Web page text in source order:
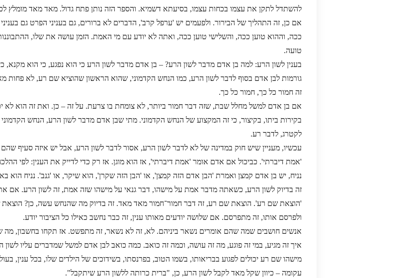
להשתדל לתקן את עצמו בכחות עצמו, בסיעתא דשמיא. והספר הזה נותן פתח גדול. מאד מאד מומלץ
אם כן, זה התהליך של הבירור. ולפעמים יש 'ערפל קרב', הדברים לא ברורים, גם בעניני הפרט גם
ככה, וההוא טוען ככה, והשלישי טוען ככה, ואתה לא יודע עם מי האמת. הזמן עושה את שלו,
טועה.
בענין לשון הרע: למה בן אדם מדבר לשון הרע? – בן אדם מדבר לשון הרע כי הוא נפגע, כי הוא מקנא,
גורמות לבן אדם בסוף לדבר לשון הרע, כמו הנחש הקדמוני, שהוא הראשון שהוציא שם רע, לא פחות
זה חמור כל כך, חמור כל כך.
אם בן אדם למשל מחלל שבת, שזה דבר חמור ביותר, לא צומחת בו צרעת. על זה – כן. ואת זה הוא לא
בקירות ביתו, בקיצור, כי זה המקצוע של הנחש הקדמוני. מתי שבן אדם מדבר לשון הרע, הנחש
לקטרג, לדבר רע.
עכשיו, מעניין שיש חוק במדינה של לא לדבר לשון הרע, אסור לדבר לשון הרע, אבל יש איזה סעיף
'אמת דיברתי'. כביכול אם אדם אומר 'אמת דיברתי', אז הוא מוגן. אז רק כדי לדייק את הענין: לפי
נניח, יש בן אדם קמצן ואמרת 'הבן אדם הזה קמצן', או 'הבן הזה שקרן', הוא שיקר, או 'גנב'. נניח הוא
זה בדיוק לשון הרע, כשאתה מדבר אמת על מישהו, דבר גנאי על מישהו שזה אמת, זה לשון הרע. אם
'הוצאת שם רע'. הוצאת שם רע, זה דבר חמור־חמור מאד מאד. זה בדיוק מה שהנחש עשה, כן? הוצאת
ולפרסם אותו, זה מתפרסם. אם שלושה יודעים מאותו ענין, זה כבר נחשב כאילו כל הציבור יודע.
אנשים חושבים שמה שהם אומרים נשאר ביניהם. לא, זה לא נשאר, זה מתפשט. אז תקחו בחשבון, מה
איך זה מגיע, במי זה פוגע, מה זה עושה, וכמה זה כואב. כמה כואב לבן אדם למשל שמדברים עליו
מישהו שם רע יכולים לפגוע בבריאותו, בשמו הטוב, בפרנסתו, בשידוכים של הילדים שלו, בכל ענין,
עקומה – כיוון שקל מאד לקבל לשון הרע, כן, "ברית כרותה ללשון הרע שיתקבל".